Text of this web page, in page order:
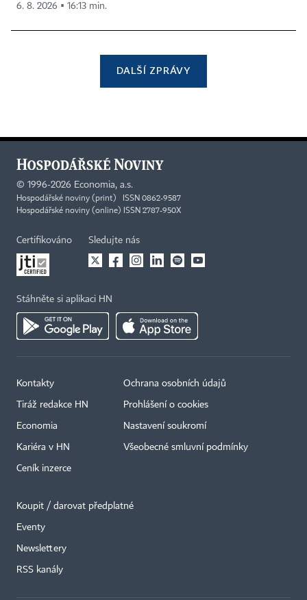
6. 8. 2026 ▪ 16:13 min.
DALŠÍ ZPRÁVY
© 1996-2026 Economia, a.s.
Hospodářské noviny (print) ISSN 0862-9587
Hospodářské noviny (online) ISSN 2787-950X
Certifikováno Sledujte nás
Stáhněte si aplikaci HN
Kontakty
Tiráž redakce HN
Economia
Kariéra v HN
Ceník inzerce
Ochrana osobních údajů
Prohlášení o cookies
Nastavení soukromí
Všeobecné smluvní podmínky
Koupit / darovat předplatné
Eventy
Newslettery
RSS kanály